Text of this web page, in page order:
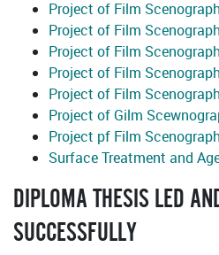
Project of Film
Project of Film
Project of Film
Project of Film
Project of Film
Project of Gilm
Project pf Film
Surface Treatment and
DIPLOMA THESIS LED
SUCCESSFULLY